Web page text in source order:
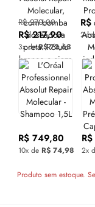
R$ 270,00
R$ 217,90
3x deR$ 72,63
2x
R$ 749,80
10x de R$ 74,98 2x
Produto sem estoque.